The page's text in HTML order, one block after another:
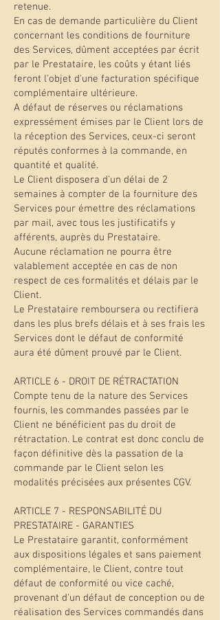
retenue.
En cas de demande particulière du Client
concernant les conditions de fourniture
des Services, dûment acceptées par écrit
par le Prestataire, les coûts y étant liés
feront l'objet d'une facturation spécifique
complémentaire ultérieure.
A défaut de réserves ou réclamations
expressément émises par le Client lors de
la réception des Services, ceux-ci seront
réputés conformes à la commande, en
quantité et qualité.
Le Client disposera d'un délai de 2
semaines à compter de la fourniture des
Services pour émettre des réclamations
par mail, avec tous les justificatifs y
afférents, auprès du Prestataire.
Aucune réclamation ne pourra être
valablement acceptée en cas de non
respect de ces formalités et délais par le
Client.
Le Prestataire remboursera ou rectifiera
dans les plus brefs délais et à ses frais les
Services dont le défaut de conformité
aura été dûment prouvé par le Client.
ARTICLE 6 - DROIT DE RÉTRACTATION
Compte tenu de la nature des Services
fournis, les commandes passées par le
Client ne bénéficient pas du droit de
rétractation. Le contrat est donc conclu de
façon définitive dès la passation de la
commande par le Client selon les
modalités précisées aux présentes CGV.
ARTICLE 7 - RESPONSABILITÉ DU
PRESTATAIRE - GARANTIES
Le Prestataire garantit, conformément
aux dispositions légales et sans paiement
complémentaire, le Client, contre tout
défaut de conformité ou vice caché,
provenant d'un défaut de conception ou de
réalisation des Services commandés dans